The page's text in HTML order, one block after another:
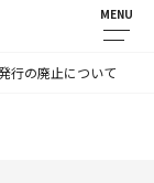
MENU
行の廃止について